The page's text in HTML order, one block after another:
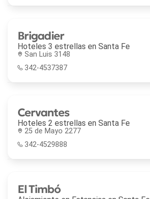
Brigadier
Hoteles 3 estrellas en Santa Fe
San Luis 3148
342-4537387
Cervantes
Hoteles 2 estrellas en Santa Fe
25 de Mayo 2277
342-4529888
El Timbó